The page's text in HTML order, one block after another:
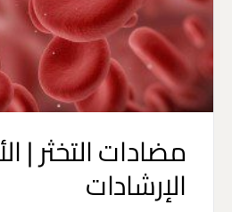
مضادات التخثر |
الإرشادات